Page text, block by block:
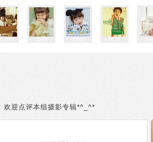
欢迎点评本组摄影专辑*^_^*